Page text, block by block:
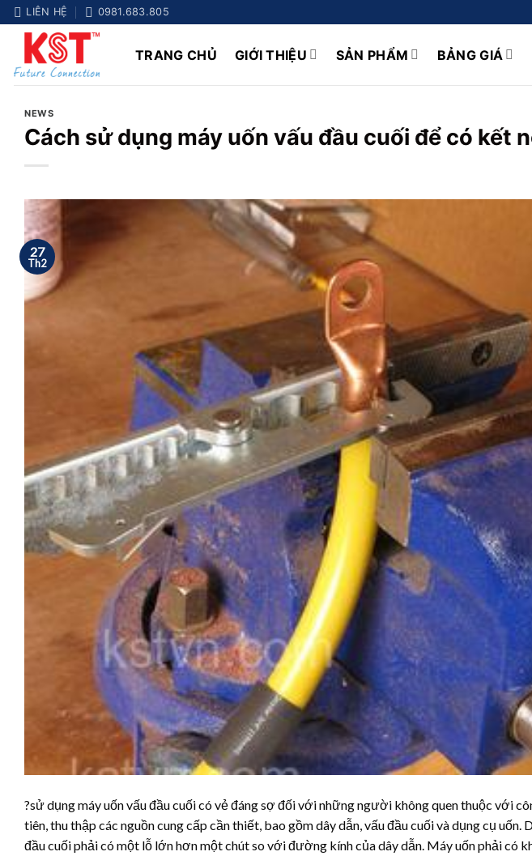
Chuyển
đến
dung
LIÊN HỆ 0981.683.805
TRANG CHỦ GIỚI THIỆU SẢN PHẨM BẢNG GIÁ
NEWS
Cách sử dụng máy uốn vấu đầu cuối để có kết
27
Th2
?sử dụng máy uốn vấu đầu cuối có vẻ đáng sợ đối với những người không quen thuộc với
tiên, thu thập các nguồn cung cấp cần thiết, bao gồm dây dẫn, vấu đầu cuối và dụng cụ
đầu cuối phải có một lỗ lớn hơn một chút so với đường kính của dây dẫn. Máy uốn phải có